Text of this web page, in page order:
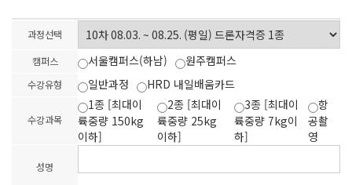
과정선택
캠퍼스
서울캠퍼스(하남) 원주캠퍼스
수강유형 일반과정 HRD 내일배움카드
수강과목
1종 [최대이
륙중량 150kg
이하]
2종 [최대이
륙중량 25kg
이하]
3종 [최대이
륙중량 7kg이
하]
항
공촬
영
성명